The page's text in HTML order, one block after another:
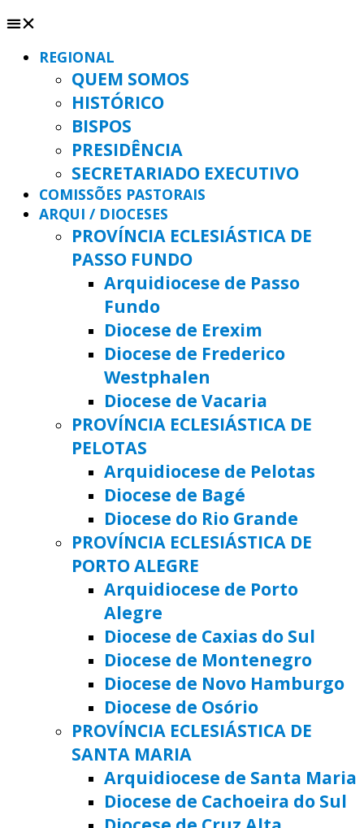
REGIONAL
QUEM SOMOS
HISTÓRICO
BISPOS
PRESIDÊNCIA
SECRETARIADO EXECUTIVO
COMISSÕES PASTORAIS
ARQUI / DIOCESES
PROVÍNCIA ECLESIÁSTICA DE
PASSO FUNDO
Arquidiocese de Passo
Fundo
Diocese de Erexim
Diocese de Frederico
Westphalen
Diocese de Vacaria
PROVÍNCIA ECLESIÁSTICA DE
PELOTAS
Arquidiocese de Pelotas
Diocese de Bagé
Diocese do Rio Grande
PROVÍNCIA ECLESIÁSTICA DE
PORTO ALEGRE
Arquidiocese de Porto
Alegre
Diocese de Caxias do Sul
Diocese de Montenegro
Diocese de Novo Hamburgo
Diocese de Osório
PROVÍNCIA ECLESIÁSTICA DE
SANTA MARIA
Arquidiocese de Santa Maria
Diocese de Cachoeira do Sul